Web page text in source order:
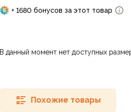
+ 1680 бонусов за этот товар
В данный момент нет доступных
Похожие товары